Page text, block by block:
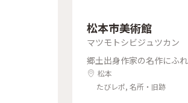
松本市美術館
マツモトシビジュツカン
郷土出身作家の名作にふ
松本
たびレポ, 名所・旧跡